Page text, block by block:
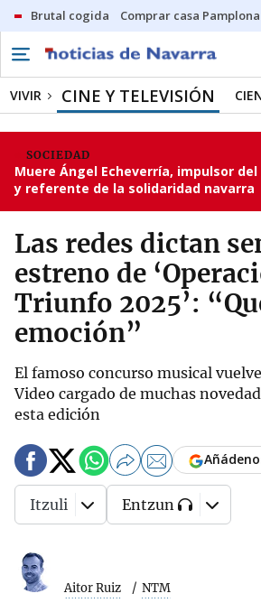
Brutal cogida Comprar casa Pamplona
VIVIR CINE Y TELEVISIÓN
SOCIEDAD
Muere Ángel Echeverría, impulsor
y referente de la solidaridad navarra
Las redes dictan
estreno de
Triunfo 2025’:
emoción”
El famoso concurso musical
Video cargado de muchas
esta edición
Aitor Ruiz NTM
Itzuli Entzun